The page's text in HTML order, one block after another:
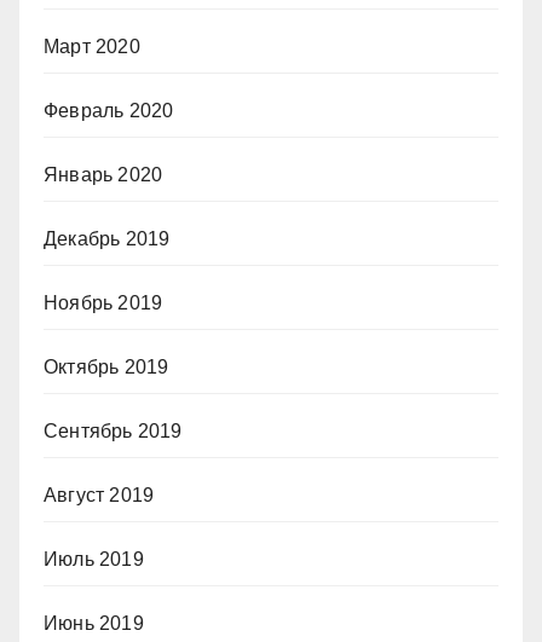
Март 2020
Февраль 2020
Январь 2020
Декабрь 2019
Ноябрь 2019
Октябрь 2019
Сентябрь 2019
Август 2019
Июль 2019
Июнь 2019